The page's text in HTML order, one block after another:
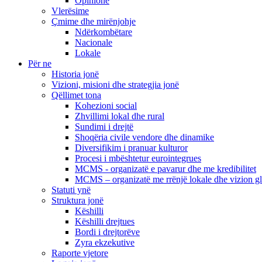
Vlerësime
Çmime dhe mirënjohje
Ndërkombëtare
Nacionale
Lokale
Për ne
Historia jonë
Vizioni, misioni dhe strategjia jonë
Qëllimet tona
Kohezioni social
Zhvillimi lokal dhe rural
Sundimi i drejtë
Shoqëria civile vendore dhe dinamike
Diversifikim i pranuar kulturor
Procesi i mbështetur eurointegrues
MCMS - organizatë e pavarur dhe me kredibilitet
MCMS – organizatë me rrënjë lokale dhe vizion
Statuti ynë
Struktura jonë
Këshilli
Këshilli drejtues
Bordi i drejtorëve
Zyra ekzekutive
Raporte vjetore